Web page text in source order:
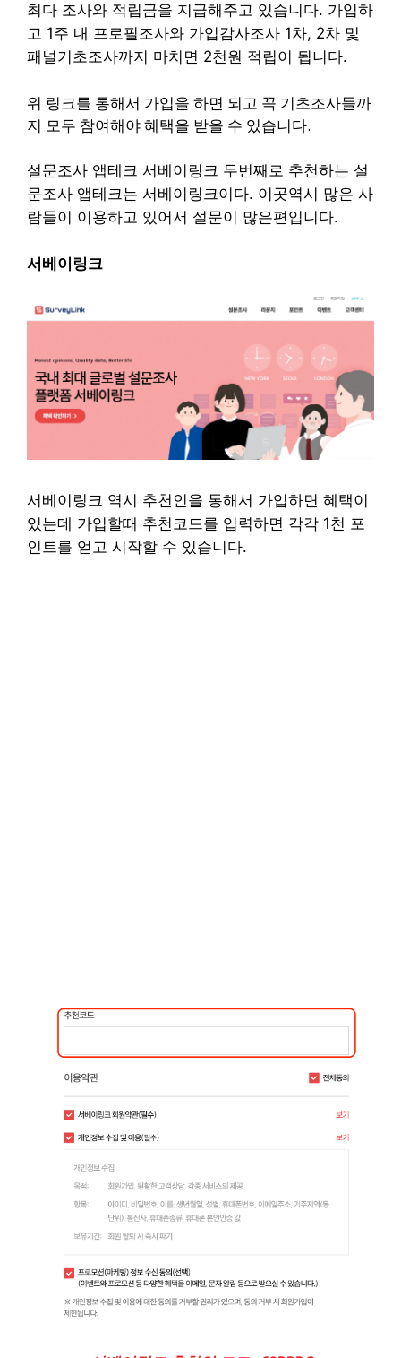
최다 조사와 적립금을 지급해주고 있습니다. 가입하
고 1주 내 프로필조사와 가입감사조사 1차, 2차 및
패널기초조사까지 마치면 2천원 적립이 됩니다.
위 링크를 통해서 가입을 하면 되고 꼭 기초조사들까
지 모두 참여해야 혜택을 받을 수 있습니다.
설문조사 앱테크 서베이링크 두번째로 추천하는 설
문조사 앱테크는 서베이링크이다. 이곳역시 많은 사
람들이 이용하고 있어서 설문이 많은편입니다.
서베이링크
서베이링크 역시 추천인을 통해서 가입하면 혜택이
있는데 가입할때 추천코드를 입력하면 각각 1천 포
인트를 얻고 시작할 수 있습니다.